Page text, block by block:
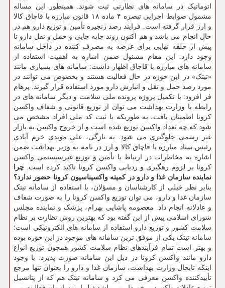
اتوماتیک در سامانه های نظارتی ثبت شوند. همینطور این مساله
مشمول ضوابط اجرایی تبصره ۴ ماده ۱۸ قانون مبارزه با قاچاق کالا
و ارز قرار گرفته است. فرایند رصد زنجیره تأمین و توزیع دارو هم در
حال انجام می باشد و هم اکنون روند جابه جایی و حمل و نقل دارو تا
پیش از حلقه نهایی برای عرضه به مصرف کننده در داخل سامانه
وجود دارد. این مقام مسئول ضمن اشاره به اهمیت استفاده از
سامانه های مبارزه با قاچاق اظهار داشت: سامانه های بسیاری مانند
«تیتک» در این حوزه در حال فعالیت هستند و بخصوص می توانند در
مورد رصد حمل و نقل و انبارش دارو مورد استفاده قرار گیرند. پرهام
فر افزود: با تکمیل پروژه پرونده ملی سلامت و دیگر سامانه های در
رابطه با وزارت بهداشت می توان از توزیع قانونی و شفاف واکسن
کرونا اطمینان یافت، به طوریکه با ثبت کد ملی افراد مشخص می
شود که چه تعداد واکسن توزیع شده است و از خروج واکسن به بازار
غیر رسمی جلوگیری می شود. به تازگی، علی مویدی خرم آبادی
رئیس ستاد مبارزه با قاچاق کالا و ارز در نامه به وزیر بهداشت ضمن
اشاره به مخاطرات در ارتباط با تأمین و توزیع غیرسیستمی واکسن
کرونا بر لزوم رهگیری و ردیابی واکسن کرونا تاکید کرده است. چرا
نماینده سازمان غذا و دارو در کمیته واکسیناسیون کرونا حضور ندارد؟
بنابر نظر خیلی از کارشناسان و مسؤلان، با استفاده از سامانه تیتک
سازمان غذا و دارو، می ‎توان توزیع واکسن کرونا را به صورت شفاف
و عادلانه انجام داد. معصومه پاشایی بهرام، پزشک و نماینده مجلس
شورای اسلامی پیش از این گفته بود که بهترین روش نظارت بر نظام
سلامت کشور و توزیع دارو استفاده از سامانه های الکترونیکی است؛
سامانه تیتک یکی از موفق ترین سامانه های موجود در این حوزه بوده
و بهتر است تمام فرآیندهای نظام سلامت کشور همچون توزیع انواع
دارو مانند واکسن کرونا در ذیل این سامانه صورت پذیرد. با وجود
اینکه تابحال وزارت بهداشت، سازمان غذا و دارو را بعنوان تنها مرجع
تأییدکننده واکسن معرفی می کرد و سامانه تیتک هم که از پتانسیل